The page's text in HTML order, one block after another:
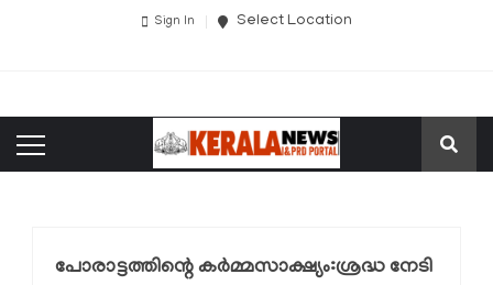
Sign In Select Location
പോരാട്ടത്തിന്റെ കർമ്മസാക്ഷ്യം:ശ്രദ്ധ നേടി